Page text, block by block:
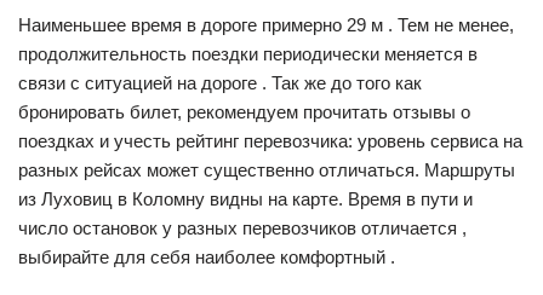
Наименьшее время в дороге примерно 29 м . Тем не менее,
продолжительность поездки периодически меняется в
связи с ситуацией на дороге . Так же до того как
бронировать билет, рекомендуем прочитать отзывы о
поездках и учесть рейтинг перевозчика: уровень сервиса на
разных рейсах может существенно отличаться. Маршруты
из Луховиц в Коломну видны на карте. Время в пути и
число остановок у разных перевозчиков отличается ,
выбирайте для себя наиболее комфортный .